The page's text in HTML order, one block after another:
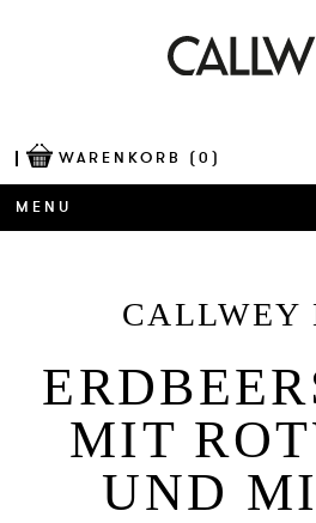
WARENKORB (0)
MENU
AWARDS
BEST OF
CORPORATE
BLOG
CALLWEY
MIT
UND